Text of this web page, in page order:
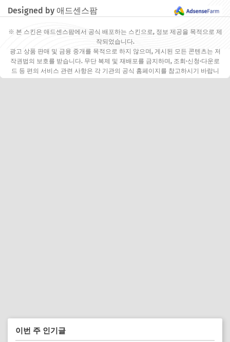
Designed by 애드센스팜
※ 본 스킨은 애드센스팜에서 공식 배포하는 스킨으로, 정보 제공을 목적으로 제
작되었습니다.
광고 상품 판매 및 금융 중개를 목적으로 하지 않으며, 게시된 모든 콘텐츠는 저
작권법의 보호를 받습니다. 무단 복제 및 재배포를 금지하며, 조회·신청·다운로
드 등 편의 서비스 관련 사항은 각 기관의 공식 홈페이지를 참고하시기 바랍니
다.
이번 주 인기글